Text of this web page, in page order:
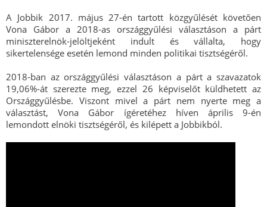
A Jobbik 2017. május 27-én tartott közgyűlését követően
Vona Gábor a 2018-as országgyűlési választáson a párt
miniszterelnök-jelöltjeként indult és vállalta, hogy
sikertelensége esetén lemond minden politikai tisztségéről.
2018-ban az országgyűlési választáson a párt a szavazatok
19,06%-át szerezte meg, ezzel 26 képviselőt küldhetett az
Országgyűlésbe. Viszont mivel a párt nem nyerte meg a
választást, Vona Gábor ígéretéhez híven április 9-én
lemondott elnöki tisztségéről, és kilépett a Jobbikból.